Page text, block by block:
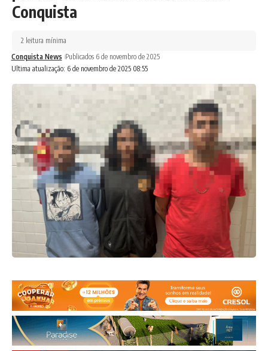
Conquista
Ultima atualização: 6 de novembro de 2025 08:55
Conquista News Publicados 6 de novembro de 2025
2 leitura mínima